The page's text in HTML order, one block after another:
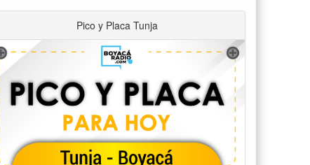
Pico y Placa Tunja